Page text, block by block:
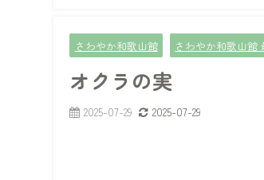
さわやか和歌山館 さわやか和歌山館
オクラの実
2025-07-29 2025-07-29